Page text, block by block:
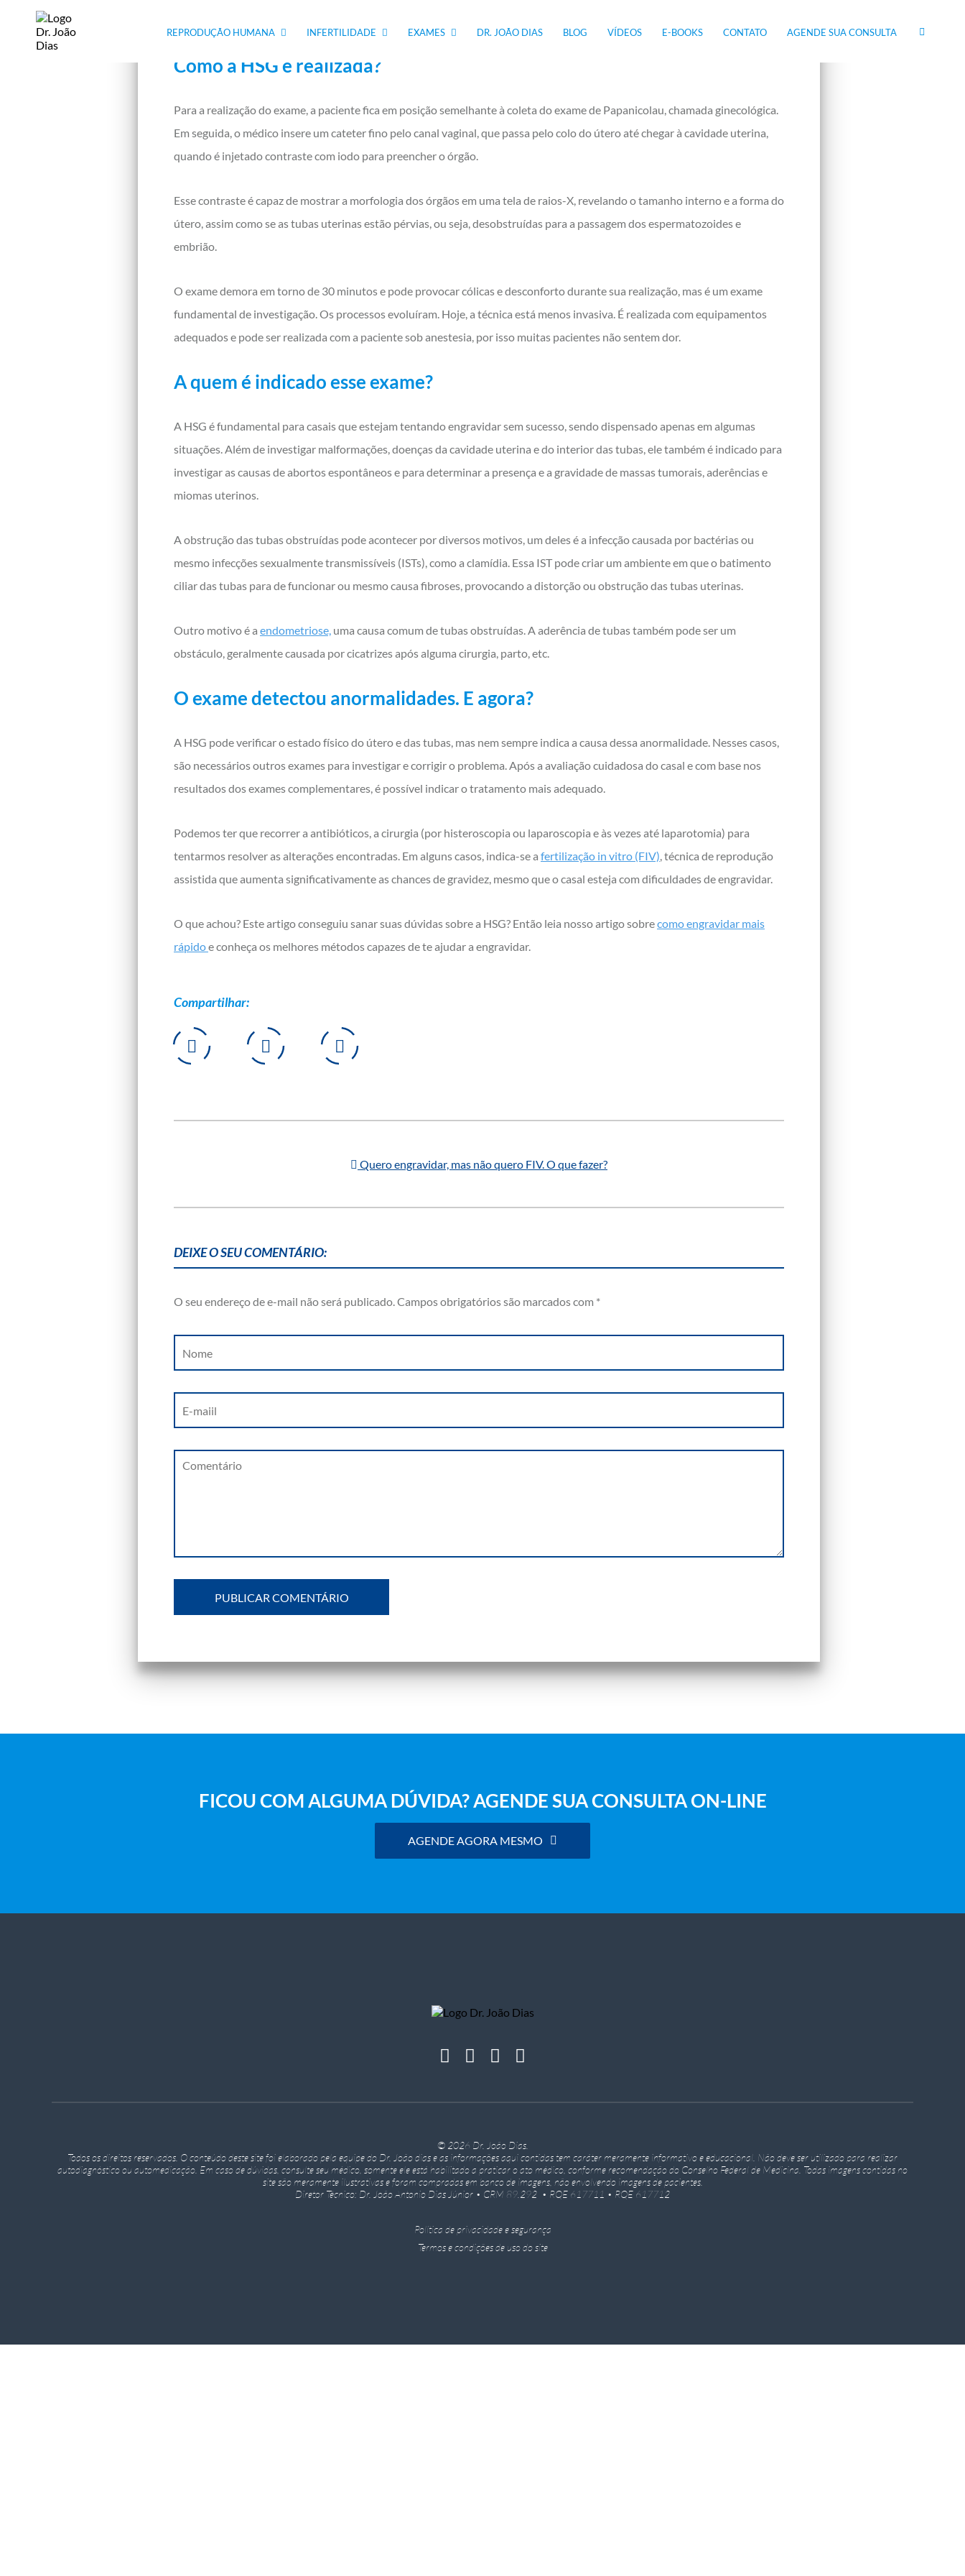
REPRODUÇÃO HUMANA INFERTILIDADE EXAMES DR. JOÃO DIAS BLOG VÍDEOS E-BOOKS CONTATO AGENDE SUA CONSULTA
Como a HSG é realizada?
Para a realização do exame, a paciente fica em posição semelhante à coleta do exame de Papanicolau, chamada ginecológica.
Em seguida, o médico insere um cateter fino pelo canal vaginal, que passa pelo colo do útero até chegar à cavidade uterina,
quando é injetado contraste com iodo para preencher o órgão.
Esse contraste é capaz de mostrar a morfologia dos órgãos em uma tela de raios-X, revelando o tamanho interno e a forma do
útero, assim como se as tubas uterinas estão pérvias, ou seja, desobstruídas para a passagem dos espermatozoides e
embrião.
O exame demora em torno de 30 minutos e pode provocar cólicas e desconforto durante sua realização, mas é um exame
fundamental de investigação. Os processos evoluíram. Hoje, a técnica está menos invasiva. É realizada com equipamentos
adequados e pode ser realizada com a paciente sob anestesia, por isso muitas pacientes não sentem dor.
A quem é indicado esse exame?
A HSG é fundamental para casais que estejam tentando engravidar sem sucesso, sendo dispensado apenas em algumas
situações. Além de investigar malformações, doenças da cavidade uterina e do interior das tubas, ele também é indicado para
investigar as causas de abortos espontâneos e para determinar a presença e a gravidade de massas tumorais, aderências e
miomas uterinos.
A obstrução das tubas obstruídas pode acontecer por diversos motivos, um deles é a infecção causada por bactérias ou
mesmo infecções sexualmente transmissíveis (ISTs), como a clamídia. Essa IST pode criar um ambiente em que o batimento
ciliar das tubas para de funcionar ou mesmo causa fibroses, provocando a distorção ou obstrução das tubas uterinas.
Outro motivo é a endometriose, uma causa comum de tubas obstruídas. A aderência de tubas também pode ser um
obstáculo, geralmente causada por cicatrizes após alguma cirurgia, parto, etc.
O exame detectou anormalidades. E agora?
A HSG pode verificar o estado físico do útero e das tubas, mas nem sempre indica a causa dessa anormalidade. Nesses casos,
são necessários outros exames para investigar e corrigir o problema. Após a avaliação cuidadosa do casal e com base nos
resultados dos exames complementares, é possível indicar o tratamento mais adequado.
Podemos ter que recorrer a antibióticos, a cirurgia (por histeroscopia ou laparoscopia e às vezes até laparotomia) para
tentarmos resolver as alterações encontradas. Em alguns casos, indica-se a fertilização in vitro (FIV), técnica de reprodução
assistida que aumenta significativamente as chances de gravidez, mesmo que o casal esteja com dificuldades de engravidar.
O que achou? Este artigo conseguiu sanar suas dúvidas sobre a HSG? Então leia nosso artigo sobrecomo engravidar mais
rápidoe conheça os melhores métodos capazes de te ajudar a engravidar.
Compartilhar:
Quero engravidar, mas não quero FIV. O que fazer?
DEIXE O SEU COMENTÁRIO:
O seu endereço de e-mail não será publicado.Campos obrigatórios são marcados com *
FICOU COM ALGUMA DÚVIDA? AGENDE SUA CONSULTA ON-LINE
AGENDE AGORA MESMO
© 2026 Dr. João Dias.
Todos os direitos reservados. O conteúdo deste site foi elaborado pela equipe do Dr. João dias e as informações aqui contidas tem caráter meramente informativo e educacional. Não deve ser utilizado para realizar
autodiagnóstico ou automedicação. Em caso de dúvidas, consulte seu médico, somente ele está habilitado a praticar o ato médico, conforme recomendação do Conselho Federal de Medicina. Todas imagens contidas no
site são meramente ilustrativas e foram compradas em banco de imagens, não envolvendo imagens de pacientes.
Diretor Técnico: Dr. João Antonio Dias Júnior • CRM 89.292 • RQE 617711 • RQE 617712
Política de privacidade e segurança
Termos e condições de uso do site